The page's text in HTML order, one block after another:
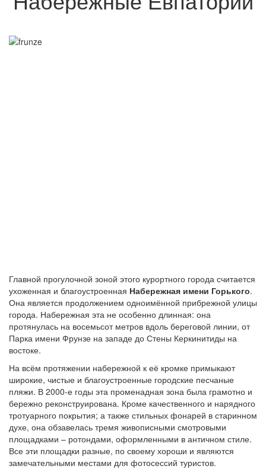
Главной прогулочной зоной этого курортного города считается
ухоженная и благоустроенная Набережная имени Горького.
Она является продолжением одноимённой прибрежной улицы
города. Набережная эта не особенно длинная: она
протянулась на восемьсот метров вдоль береговой линии, от
Парка имени Фрунзе на западе до Стены Керкинитиды на
востоке.
На всём протяжении набережной к её кромке примыкают
широкие, чистые и благоустроенные городские песчаные
пляжи. В 2000-е годы эта променадная зона была грамотно и
бережно реконструирована. Кроме качественного и нарядного
тротуарного покрытия; а также стильных фонарей в старинном
духе, она обзавелась тремя живописными смотровыми
площадками – ротондами, оформленными в античном стиле.
Все эти площадки разные, по своему хороши и являются
замечательными местами для фотосессий туристов.